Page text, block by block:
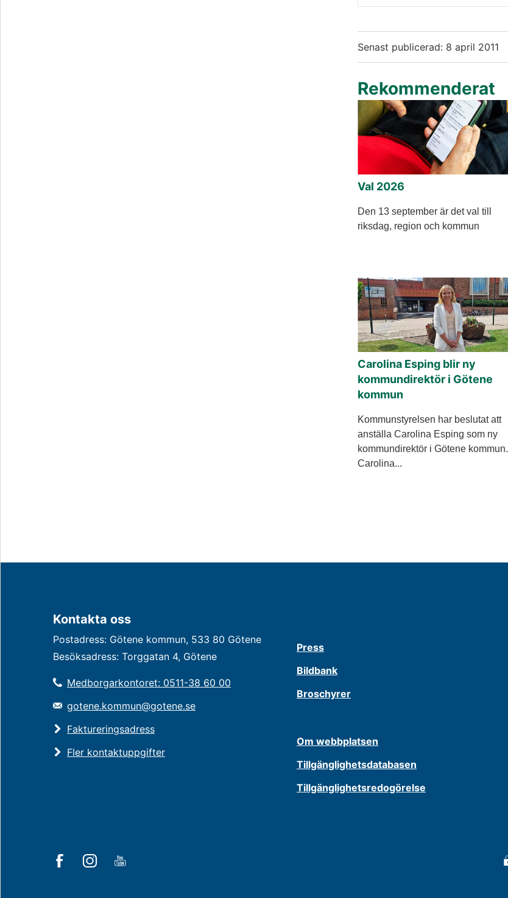
Senast publicerad: 8 april 2011
Rekommenderat
Val 2026
Den 13 september är det val till
riksdag, region och kommun
Carolina Esping blir ny
kommundirektör i Götene
kommun
Kommunstyrelsen har beslutat att
anställa Carolina Esping som ny
kommundirektör i Götene kommun.
Carolina...
Kontakta oss
Postadress: Götene kommun, 533 80 Götene
Besöksadress: Torggatan 4, Götene
Medborgarkontoret: 0511-38 60 00
gotene.kommun@gotene.se
Faktureringsadress
Fler kontaktuppgifter
Press
Bildbank
Broschyrer
Om webbplatsen
Tillgänglighetsdatabasen
Tillgänglighetsredogörelse